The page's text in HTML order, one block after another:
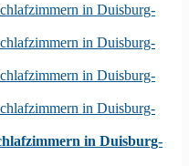
in Duisburg-